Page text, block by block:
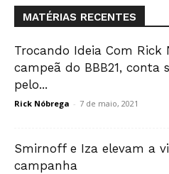
MATÉRIAS RECENTES
Trocando Ideia Com Rick
campeã do BBB21, conta
pelo...
Rick Nóbrega - 7 de maio, 2021
Smirnoff e Iza elevam a
campanha